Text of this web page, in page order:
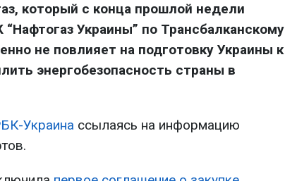
который с конца прошлой недели
Украины” по Трансбалканскому
не повлияет на подготовку Украины к
энергобезопасность страны в
Украина ссылаясь на информацию